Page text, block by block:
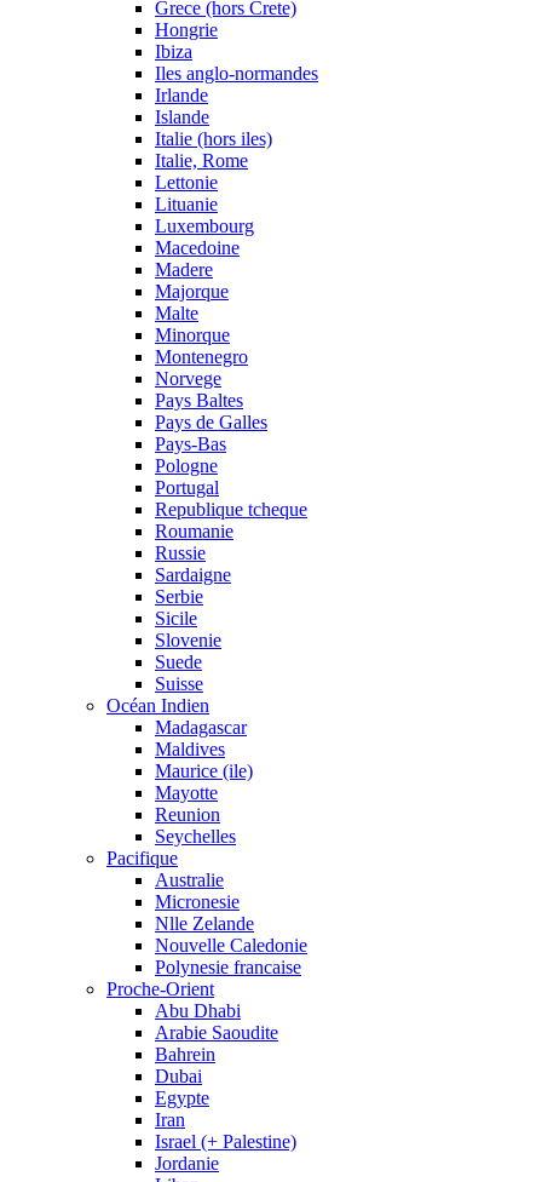
Grece (hors Crete)
Hongrie
Ibiza
Iles anglo-normandes
Irlande
Islande
Italie (hors iles)
Italie, Rome
Lettonie
Lituanie
Luxembourg
Macedoine
Madere
Majorque
Malte
Minorque
Montenegro
Norvege
Pays Baltes
Pays de Galles
Pays-Bas
Pologne
Portugal
Republique tcheque
Roumanie
Russie
Sardaigne
Serbie
Sicile
Slovenie
Suede
Suisse
Océan Indien
Madagascar
Maldives
Maurice (ile)
Mayotte
Reunion
Seychelles
Pacifique
Australie
Micronesie
Nlle Zelande
Nouvelle Caledonie
Polynesie francaise
Proche-Orient
Abu Dhabi
Arabie Saoudite
Bahrein
Dubai
Egypte
Iran
Israel (+ Palestine)
Jordanie